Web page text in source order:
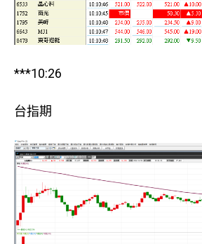
***10:26
台指期